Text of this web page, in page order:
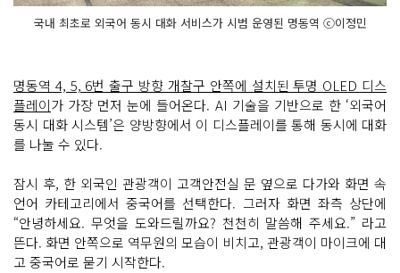
국내 최초로 외국어 동시 대화 서비스가 시범 운영된 명동역 ⓒ이정민
명동역 4, 5, 6번 출구 방향 개찰구 안쪽에 설치된 투명 OLED 디스
플레이가 가장 먼저 눈에 들어온다. AI 기술을 기반으로 한 ‘외국어
동시 대화 시스템’은 양방향에서 이 디스플레이를 통해 동시에 대화
를 나눌 수 있다.
잠시 후, 한 외국인 관광객이 고객안전실 문 옆으로 다가와 화면 속
언어 카테고리에서 중국어를 선택한다. 그러자 화면 좌측 상단에
“안녕하세요. 무엇을 도와드릴까요? 천천히 말씀해 주세요.” 라고
뜬다. 화면 안쪽으로 역무원의 모습이 비치고, 관광객이 마이크에 대
고 중국어로 묻기 시작한다.